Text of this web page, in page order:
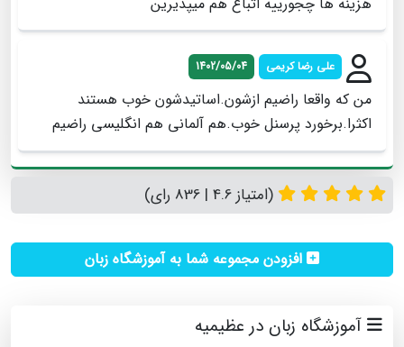
علی رضا کریمی 1402/05/04
من که واقعا راضیم ازشون.اساتیدشون خوب هستند
اکثرا.برخورد پرسنل خوب.هم آلمانی هم انگلیسی راضیم
(امتیاز 4.6 | 836 رای)
افزودن مجموعه شما به آموزشگاه زبان
آموزشگاه زبان در عظیمیه